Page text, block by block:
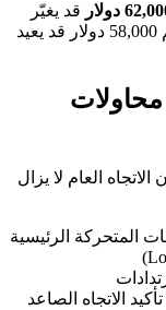
قد يغيّر
النظرة العامة إلى حيادية أكثر، بينما كسر دعم 58,000 دولار قد يعيد
العام لا يزال
المتحركة الرئيسية
الاتجاه الصاعد